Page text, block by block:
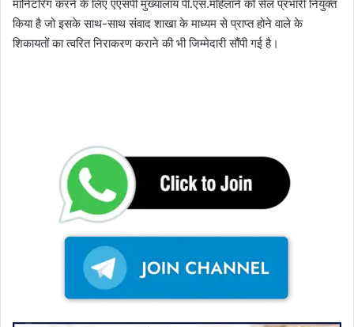
मॉनिटरिंग करने के लिए एएसपी मुख्यालाय पी.एस.महिलाने को सेल प्रभारी नियुक्त
किया है जो इसके साथ-साथ संवाद शाखा के माध्यम से प्राप्त होने वाले के
शिकायतों का त्वरित निराकरण कराने की भी जिम्मेदारी सौंपी गई है।